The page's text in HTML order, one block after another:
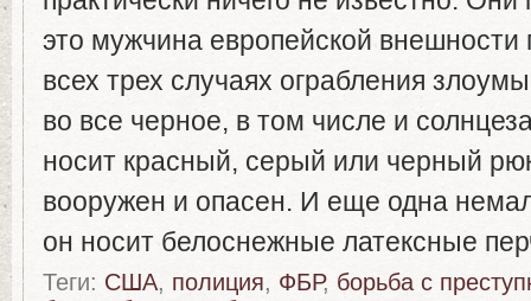
это мужчина европейской внешности
всех трех случаях ограбления
во все черное, в том числе и
носит красный, серый или черный
вооружен и опасен. И еще одна
он носит белоснежные латексные
Теги: США, полиция, ФБР, борьба с